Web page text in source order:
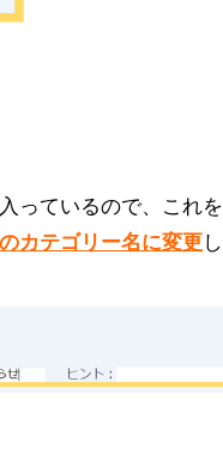
っているので、これを
カテゴリー名に変更